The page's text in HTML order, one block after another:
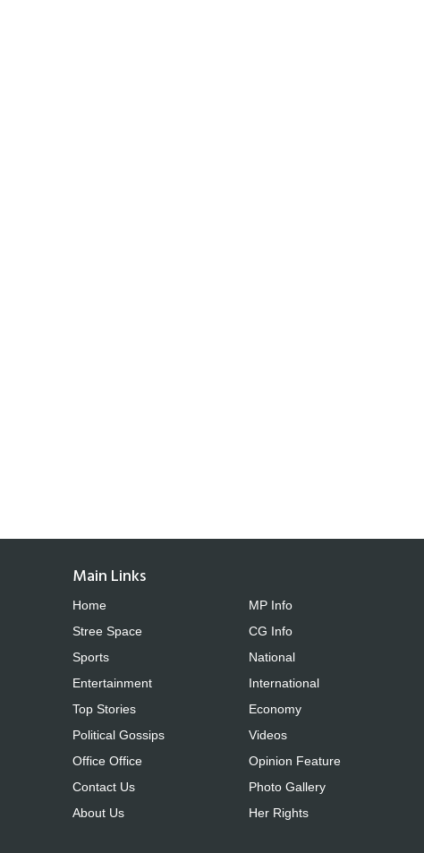
Main Links
Home
Stree Space
Sports
Entertainment
Top Stories
Political Gossips
Office Office
Contact Us
About Us
MP Info
CG Info
National
International
Economy
Videos
Opinion Feature
Photo Gallery
Her Rights